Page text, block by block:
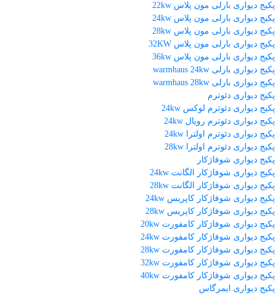
پکیج دیواری بارلی مون پلاس 22kw
پکیج دیواری بارلی مون پلاس 24kw
پکیج دیواری بارلی مون پلاس 28kw
پکیج دیواری بارلی مون پلاس 32KW
پکیج دیواری بارلی مون پلاس 36kw
پکیج دیواری بارلی warmhaus 24kw
پکیج دیواری بارلی warmhaus 28kw
پکیج دیواری دئوترم
پکیج دیواری دئوترم لوکس 24kw
پکیج دیواری دئوترم رویال 24kw
پکیج دیواری دئوترم اولترا 24kw
پکیج دیواری دئوترم اولترا 28kw
پکیج دیواری شوفاژکار
پکیج دیواری شوفاژکار الگانت 24kw
پکیج دیواری شوفاژکار الگانت 28kw
پکیج دیواری شوفاژکار کاپریس 24kw
پکیج دیواری شوفاژکار کاپریس 28kw
پکیج دیواری شوفاژکار کامفورت 20kw
پکیج دیواری شوفاژکار کامفورت 24kw
پکیج دیواری شوفاژکار کامفورت 28kw
پکیج دیواری شوفاژکار کامفورت 32kw
پکیج دیواری شوفاژکار کامفورت 40kw
پکیج دیواری ایمرگاس